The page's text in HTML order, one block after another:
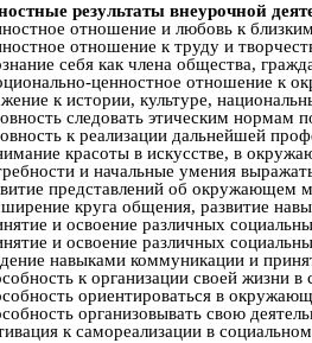
результаты внеурочной
отношение и любовь к
отношение к труду и
себя как члена общества,
ценностное отношение к
к истории, культуре,
следовать этическим нормам
к реализации дальнейшей
красоты в искусстве, в
и начальные умения
представлений об окружающем
круга общения, развитие
и освоение различных
и освоение различных
навыками коммуникации и
к организации своей жизни
ориентироваться в
организовывать свою
к самореализации в